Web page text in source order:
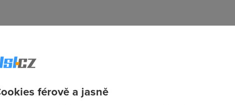
+ donesl samo. instal. balicek IEO 1024Kbit/s .. vse jde
.. Dival jsem se na stranky a pry to zavisi na vzdalenosti od tel.
je vzdalena cca 0.5KM .. Nemate nekdo zkusenosti s
férově a jasně